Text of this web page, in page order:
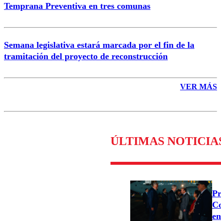
Temprana Preventiva en tres comunas
Semana legislativa estará marcada por el fin de la
tramitación del proyecto de reconstrucción
VER MÁS
ÚLTIMAS